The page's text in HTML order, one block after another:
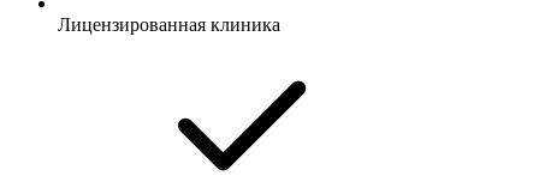
Лицензированная клиника